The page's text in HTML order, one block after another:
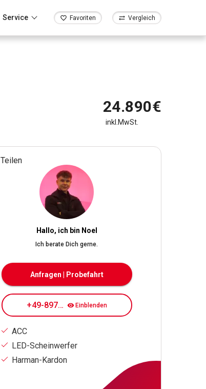
Service Favoriten Vergleich
Teilen
24.890€
inkl.MwSt.
Hallo, ich bin Noel
Ich berate Dich gerne.
Anfragen | Probefahrt
+49-89708084195 Einblenden
ACC
LED-Scheinwerfer
Harman-Kardon